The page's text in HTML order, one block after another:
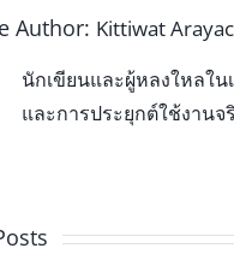
Author: Kittiwat
นักเขียนและผู้หลงใหลใน
และการประยุกต์ใช้งาน